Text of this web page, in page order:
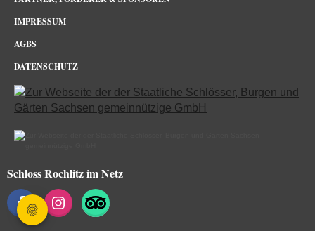
IMPRESSUM
AGBS
DATENSCHUTZ
Schloss Rochlitz im Netz